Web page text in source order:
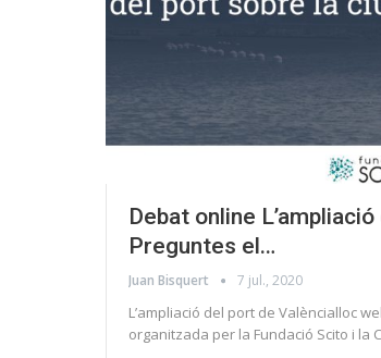
Debat online
Preguntes el…
Juan Bisquert 7 jul., 2020
L’ampliació del port de Valèncialloc
organitzada per la Fundació Scito i la